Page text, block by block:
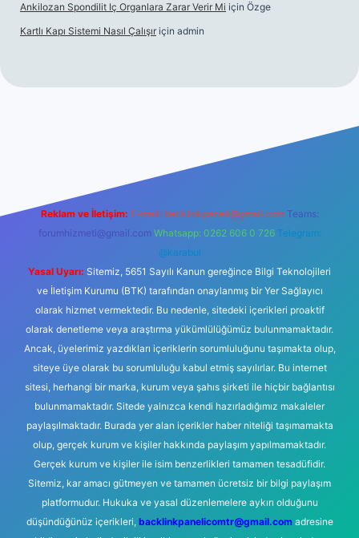
Ankilozan Spondilit Iç Organlara Zarar Verir Mi için Özge
Kartlı Kapı Sistemi Nasıl Çalışır için admin
Reklam ve İletişim: E-mail: backlinkpaneli@gmail.com Teams:
forumhizmeti@gmail.com Whatsapp: 0262 606 0 726 Telegram:
@karabul
Yasal Uyarı: Sitemiz, 5651 Sayılı Kanun gereğince Bilgi Teknolojileri
ve İletişim Kurumu (BTK) tarafından onaylanmış bir Yer Sağlayıcı
olarak hizmet vermektedir. Bu nedenle, sitedeki içerikleri proaktif
olarak denetleme veya araştırma yükümlülüğümüz bulunmamaktadır.
Ancak, üyelerimiz yazdıkları içeriklerin sorumluluğunu taşımakta olup,
siteye üye olarak bu sorumluluğu kabul etmiş sayılırlar. Bu internet
sitesi, herhangi bir marka, kurum veya şahıs şirketi ile hiçbir bağlantısı
bulunmamaktadır. Sitede yalnızca kendi hazırladığımız makaleler
paylaşılmaktadır. Burada yer alan içerikler haber niteliği taşımamakta
olup, gerçek kurum ve kişiler hakkında paylaşım yapılmamaktadır.
Gerçek kurum ve kişiler ile isim benzerlikleri tamamen tesadüfidir.
Sitemiz, kar amacı gütmeyen ve tamamen ücretsiz bir bilgi paylaşım
platformudur. Hukuka ve yasal düzenlemelere aykırı olduğunu
düşündüğünüz içerikleri, backlinkpanelicomtr@gmail.comadresine